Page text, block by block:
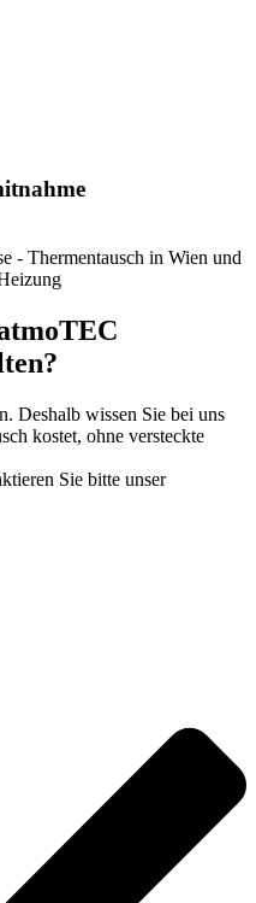
Deshalb wissen Sie bei uns
kostet, ohne versteckte
Sie bitte unser